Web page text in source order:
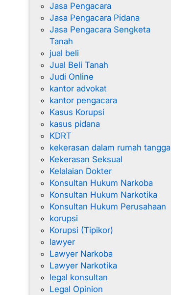
Jasa Pengacara
Jasa Pengacara Pidana
Jasa Pengacara Sengketa
Tanah
jual beli
Jual Beli Tanah
Judi Online
kantor advokat
kantor pengacara
Kasus Korupsi
kasus pidana
KDRT
kekerasan dalam rumah tangga
Kekerasan Seksual
Kelalaian Dokter
Konsultan Hukum Narkoba
Konsultan Hukum Narkotika
Konsultan Hukum Perusahaan
korupsi
Korupsi (Tipikor)
lawyer
Lawyer Narkoba
Lawyer Narkotika
legal konsultan
Legal Opinion